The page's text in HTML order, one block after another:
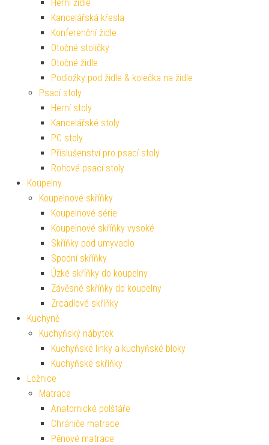
Herní židle
Kancelářská křesla
Konferenční židle
Otočné stoličky
Otočné židle
Podložky pod židle & kolečka na židle
Psací stoly
Herní stoly
Kancelářské stoly
PC stoly
Příslušenství pro psací stoly
Rohové psací stoly
Koupelny
Koupelnové skříňky
Koupelnové série
Koupelnové skříňky vysoké
Skříňky pod umyvadlo
Spodní skříňky
Úzké skříňky do koupelny
Závěsné skříňky do koupelny
Zrcadlové skříňky
Kuchyně
Kuchyňský nábytek
Kuchyňské linky a kuchyňské bloky
Kuchyňské skříňky
Ložnice
Matrace
Anatomické polštáře
Chrániče matrace
Pěnové matrace